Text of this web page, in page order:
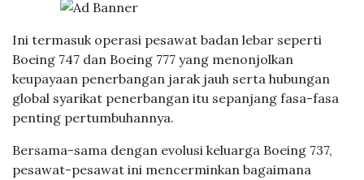
Ini termasuk operasi pesawat badan lebar seperti
Boeing 747 dan Boeing 777 yang menonjolkan
keupayaan penerbangan jarak jauh serta hubungan
global syarikat penerbangan itu sepanjang fasa-fasa
penting pertumbuhannya.
Bersama-sama dengan evolusi keluarga Boeing 737,
pesawat-pesawat ini mencerminkan bagaimana